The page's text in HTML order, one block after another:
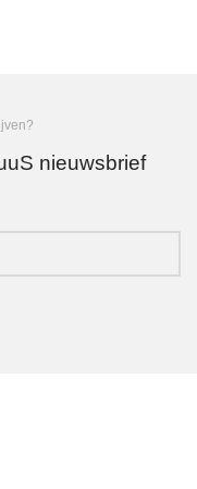
nieuwsbrief